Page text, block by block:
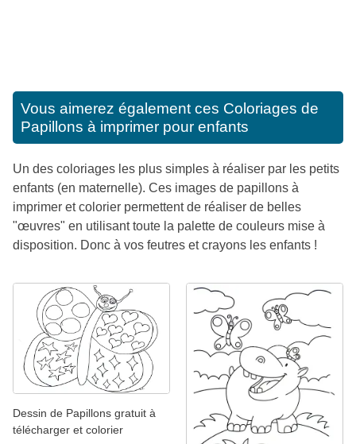
Vous aimerez également ces Coloriages de
Papillons à imprimer pour enfants
Un des coloriages les plus simples à réaliser par les petits
enfants (en maternelle). Ces images de papillons à
imprimer et colorier permettent de réaliser de belles
"œuvres" en utilisant toute la palette de couleurs mise à
disposition. Donc à vos feutres et crayons les enfants !
Dessin de Papillons gratuit à
télécharger et colorier